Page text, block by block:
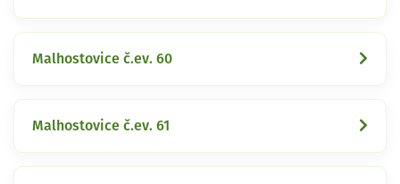
Malhostovice č.ev. 60
Malhostovice č.ev. 61